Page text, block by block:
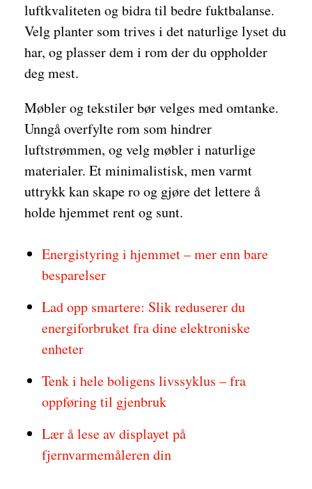
luftkvaliteten og bidra til bedre fuktbalanse.
Velg planter som trives i det naturlige lyset du
har, og plasser dem i rom der du oppholder
deg mest.
Møbler og tekstiler bør velges med omtanke.
Unngå overfylte rom som hindrer
luftstrømmen, og velg møbler i naturlige
materialer. Et minimalistisk, men varmt
uttrykk kan skape ro og gjøre det lettere å
holde hjemmet rent og sunt.
Energistyring i hjemmet – mer enn bare
besparelser
Lad opp smartere: Slik reduserer du
energiforbruket fra dine elektroniske
enheter
Tenk i hele boligens livssyklus – fra
oppføring til gjenbruk
Lær å lese av displayet på
fjernvarmemåleren din